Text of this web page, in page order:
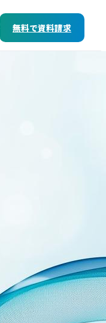
無料で資料請求